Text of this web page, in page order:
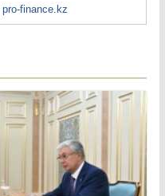
pro-finance.kz